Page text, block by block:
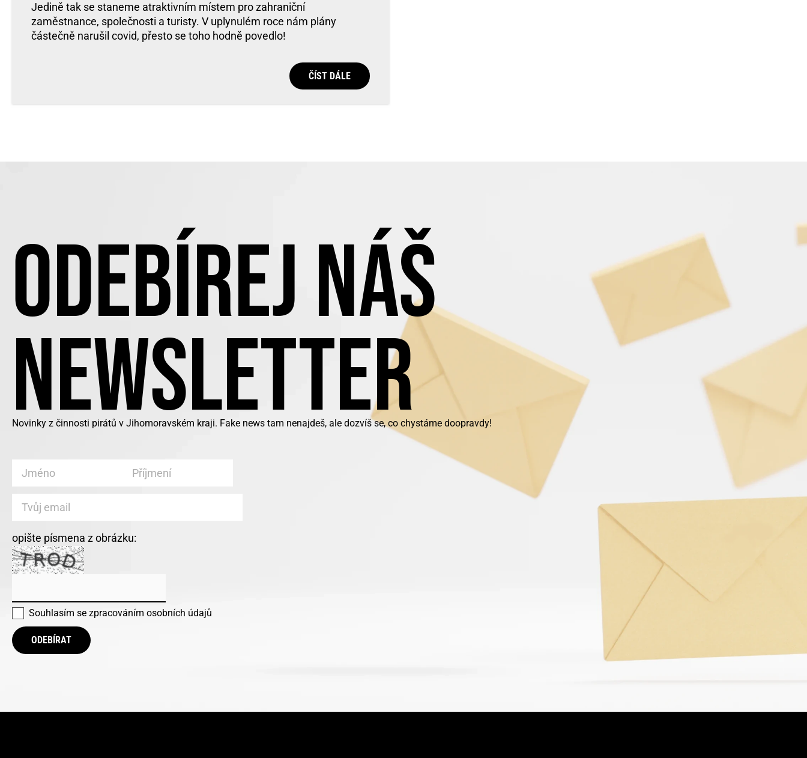
Jedině tak se staneme atraktivním místem pro zahraniční
zaměstnance, společnosti a turisty. V uplynulém roce nám plány
částečně narušil covid, přesto se toho hodně povedlo!
ČÍST DÁLE
ODEBÍREJ NÁŠ
NEWSLETTER
Novinky z činnosti pirátů v Jihomoravském kraji. Fake news tam nenajdeš, ale dozvíš se, co chystáme doopravdy!
opište písmena z obrázku:
Souhlasím se zpracováním osobních údajů
ODEBÍRAT